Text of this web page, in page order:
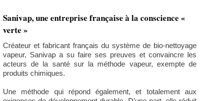
Sanivap, une entreprise française à la conscience «
verte »
Créateur et fabricant français du système de bio-nettoyage
vapeur, Sanivap a su faire ses preuves et convaincre les
acteurs de la santé sur la méthode vapeur, exempte de
produits chimiques.
Une méthode qui répond également, et totalement aux